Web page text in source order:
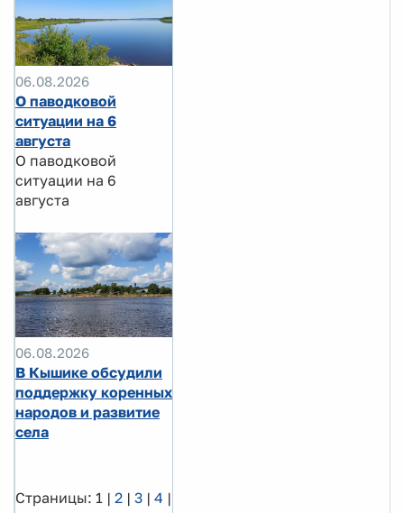
06.08.2026
О паводковой
ситуации на 6
августа
О паводковой
ситуации на 6
августа
06.08.2026
В Кышике обсудили
поддержку коренных
народов и развитие
села
Страницы: 1 | 2 | 3 | 4 |